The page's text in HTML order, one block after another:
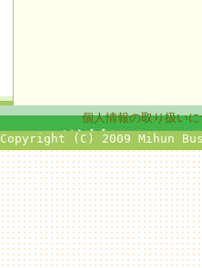
個人情報の取り扱い
Copyright (C) 2009 Mihun